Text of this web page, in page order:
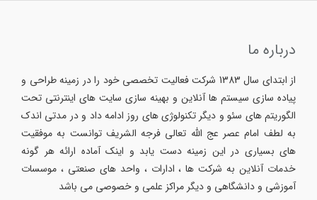
درباره ما
از ابتدای سال 1383 شرکت فعالیت تخصصی خود را در زمینه طراحی و
پیاده سازی سیستم ها آنلاین و بهینه سازی سایت های اینترنتی تحت
الگوریتم های سئو و دیگر تکنولوژی های روز ادامه داد و در مدتی اندک
به لطف امام عصر عج الله تعالی فرجه الشریف توانست به موفقیت
های بسیاری در این زمینه دست یابد و اینک آماده ارائه هر گونه
خدمات آنلاین به شرکت ها ، ادارات ، واحد های صنعتی ، موسسات
آموزشی و دانشگاهی و دیگر مراکز علمی و خصوصی می باشد